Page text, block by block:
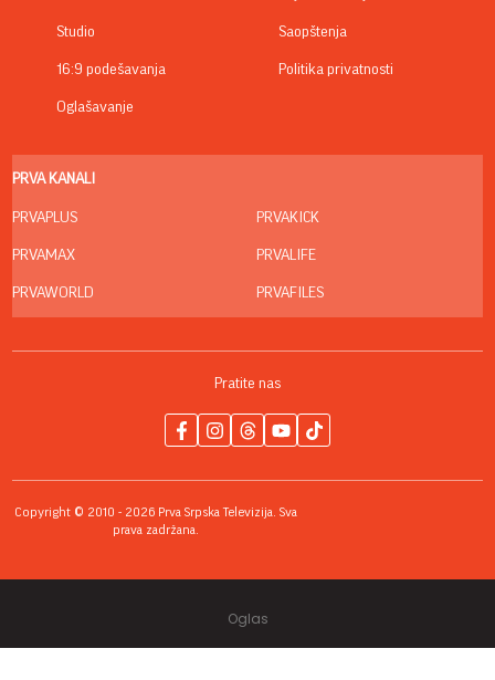
Studio
16:9 podešavanja
Oglašavanje
Saopštenja
Politika privatnosti
PRVA KANALI
PRVAPLUS
PRVAMAX
PRVAWORLD
PRVAKICK
PRVALIFE
PRVAFILES
Pratite nas
Copyright © 2010 - 2026 Prva Srpska Televizija. Sva
prava zadržana.